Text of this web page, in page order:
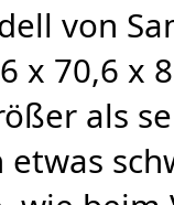
von
x 70,6 x
als